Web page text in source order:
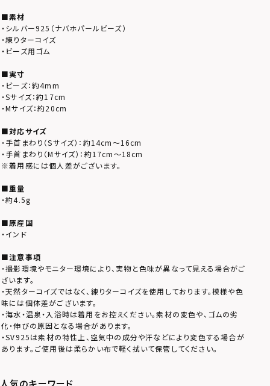
■素材
・シルバー925（ナバホパールビーズ）
・練りターコイズ
・ビーズ用ゴム
■実寸
・ビーズ：約4mm
・Sサイズ：約17cm
・Mサイズ：約20cm
■対応サイズ
・手首まわり（Sサイズ）：約14cm～16cm
・手首まわり（Mサイズ）：約17cm～18cm
※着用感には個人差がございます。
■重量
・約4.5g
■原産国
・インド
■注意事項
・撮影環境やモニター環境により、実物と色味が異なって見える場合がご
ざいます。
・天然ターコイズではなく、練りターコイズを使用しております。模様や色
味には個体差がございます。
・海水・温泉・入浴時は着用をお控えください。素材の変色や、ゴムの劣
化・伸びの原因となる場合があります。
・SV925は素材の特性上、空気中の成分や汗などにより変色する場合が
あります。ご使用後は柔らかい布で軽く拭いて保管してください。